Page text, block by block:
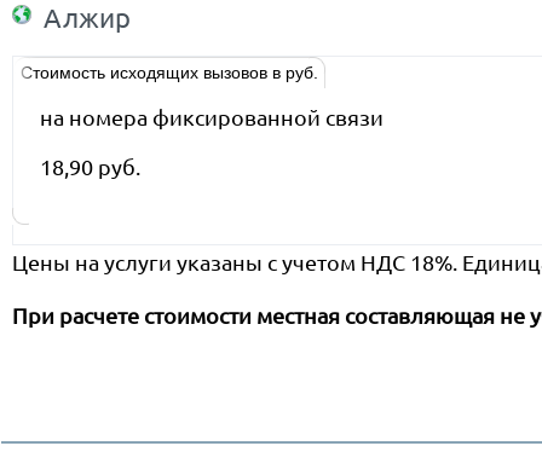
Алжир
Стоимость исходящих вызовов в руб.
на номера фиксированной связи
18,90 руб.
Цены на услуги указаны с учетом НДС 18%.
При расчете стоимости местная составляющая не